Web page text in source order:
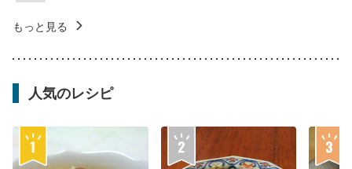
もっと見る
人気のレシピ